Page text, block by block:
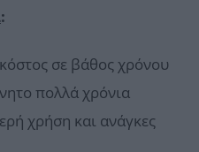
:
σε βάθος χρόνου
πολλά χρόνια
χρήση και ανάγκες